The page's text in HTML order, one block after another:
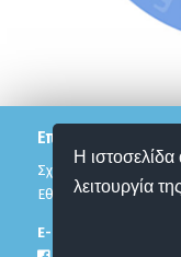
Η ιστοσελίδα
λειτουργία
Επικοινωνία
Σχολή Χημικών
Εθνικό Μετσόβιο
Ε-mail: